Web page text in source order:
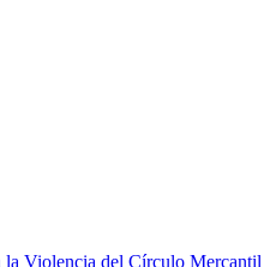
Violencia del Círculo